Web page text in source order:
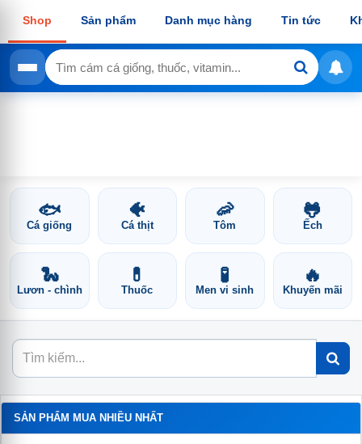
🐟
Cá giống
🐠
Cá thịt
🦐
Tôm
🐸
Ếch
🐍
Lươn - chình
💊
Thuốc
🧪
Men vi sinh
🔥
Khuyến mãi
Shop Sản phẩm Danh mục hàng Tin tức
SẢN PHẨM MUA NHIỀU NHẤT